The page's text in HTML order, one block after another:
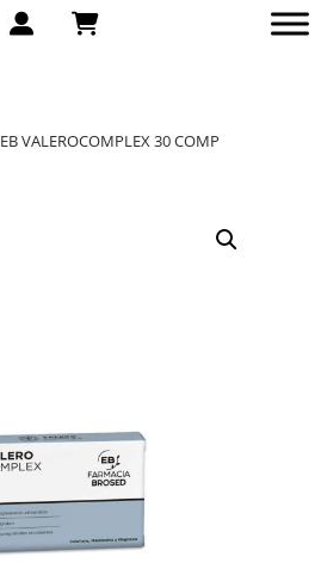
EB VALEROCOMPLEX 30 COMP